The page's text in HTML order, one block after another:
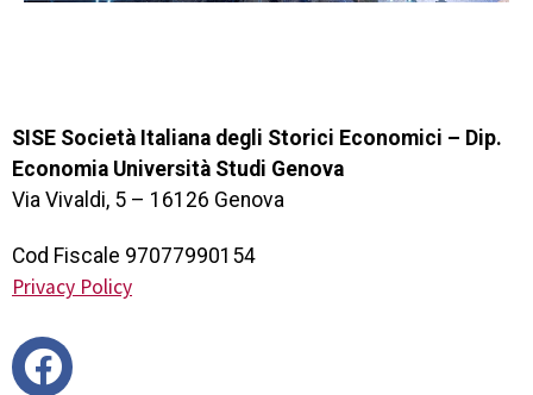
SISE Società Italiana degli Storici Economici – Dip.
Economia Università Studi Genova
Via Vivaldi, 5 – 16126 Genova
Cod Fiscale 97077990154
Privacy Policy